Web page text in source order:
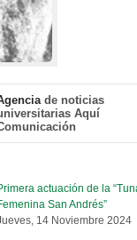
de noticias
Aquí
actuación de la “Tuna
San Andrés”
14 Noviembre 2024